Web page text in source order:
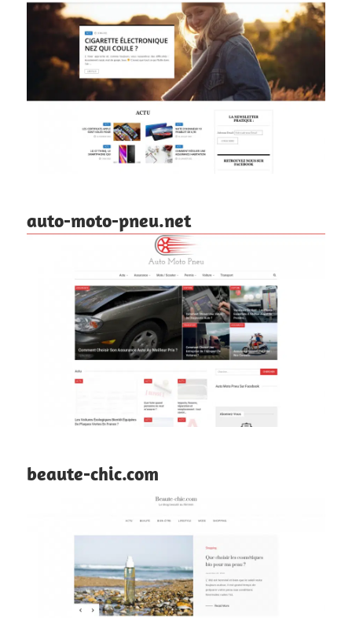
auto-moto-pneu.net
beaute-chic.com